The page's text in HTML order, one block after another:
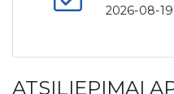
2026-08-19
ATSILIEPIMAI